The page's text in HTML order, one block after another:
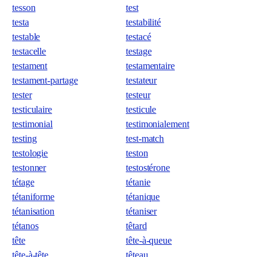
tesson
test
testa
testabilité
testable
testacé
testacelle
testage
testament
testamentaire
testament-partage
testateur
tester
testeur
testiculaire
testicule
testimonial
testimonialement
testing
test-match
testologie
teston
testonner
testostérone
tétage
tétanie
tétaniforme
tétanique
tétanisation
tétaniser
tétanos
têtard
tête
tête-à-queue
tête-à-tête
têteau